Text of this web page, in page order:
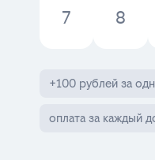
7 8
+100 рублей за
оплата за каждый